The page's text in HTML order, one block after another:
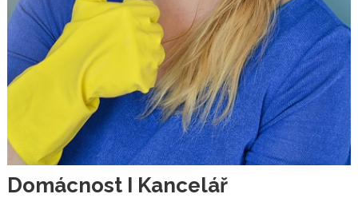
Domácnost I Kancelář